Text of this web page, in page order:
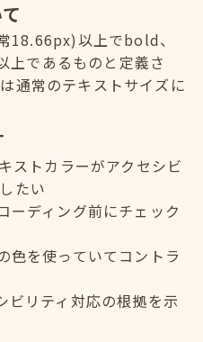
18.66px)以上でbold、
であるものと定義さ
通常のテキストサイズに
ストカラーがアクセシビ
たい
ーディング前にチェック
色を使っていてコントラ
ビリティ対応の根拠を示